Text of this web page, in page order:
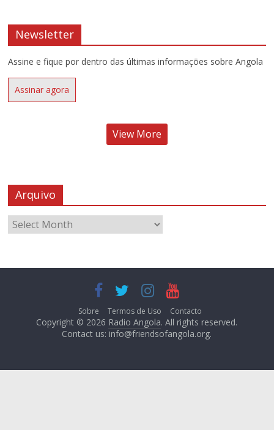
Newsletter
Assine e fique por dentro das últimas informações sobre Angola
Assinar agora
View More
Arquivo
Sobre Termos de Uso Contacto
Copyright © 2026 Radio Angola. All rights reserved.
Contact us: info@friendsofangola.org.